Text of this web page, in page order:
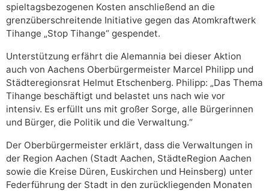
spieltagsbezogenen Kosten anschließend an die
grenzüberschreitende Initiative gegen das Atomkraftwerk
Tihange „Stop Tihange“ gespendet.
Unterstützung erfährt die Alemannia bei dieser Aktion
auch von Aachens Oberbürgermeister Marcel Philipp und
Städteregionsrat Helmut Etschenberg. Philipp: „Das Thema
Tihange beschäftigt und belastet uns nach wie vor
intensiv. Es erfüllt uns mit großer Sorge, alle Bürgerinnen
und Bürger, die Politik und die Verwaltung.“
Der Oberbürgermeister erklärt, dass die Verwaltungen in
der Region Aachen (Stadt Aachen, StädteRegion Aachen
sowie die Kreise Düren, Euskirchen und Heinsberg) unter
Federführung der Stadt in den zurückliegenden Monaten